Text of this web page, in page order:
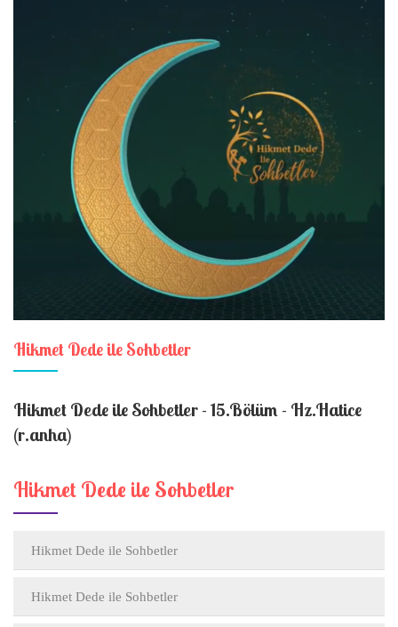
Hikmet Dede ile Sohbetler
Hikmet Dede ile Sohbetler - 15.Bölüm - Hz.Hatice
(r.anha)
Hikmet Dede ile Sohbetler
Hikmet Dede ile Sohbetler
Hikmet Dede ile Sohbetler